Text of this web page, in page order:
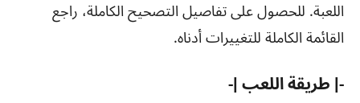
اللعبة. للحصول على تفاصيل التصحيح الكاملة، راجع
القائمة الكاملة للتغييرات أدناه.
-| طريقة اللعب |-